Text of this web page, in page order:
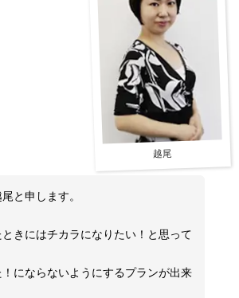
越尾
と申します。
きにはチカラになりたい！と思って
にならないようにするプランが出来